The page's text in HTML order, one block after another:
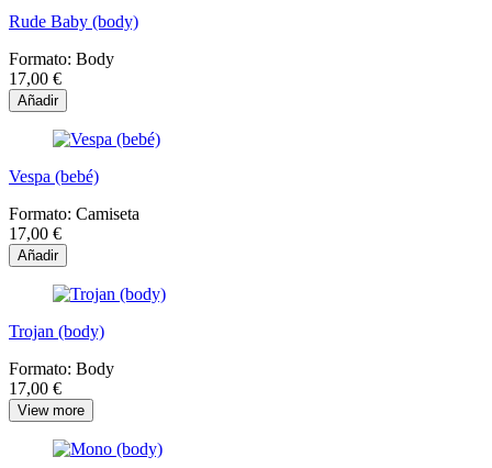
Rude Baby (body)
Formato: Body
17,00 €
Añadir
Vespa (bebé)
Formato: Camiseta
17,00 €
Añadir
Trojan (body)
Formato: Body
17,00 €
View more